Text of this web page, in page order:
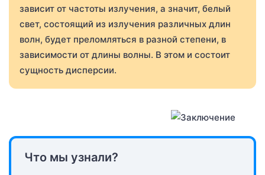
зависит от частоты излучения, а значит, белый
свет, состоящий из излучения различных длин
волн, будет преломляться в разной степени, в
зависимости от длины волны. В этом и состоит
сущность дисперсии.
Что мы узнали?